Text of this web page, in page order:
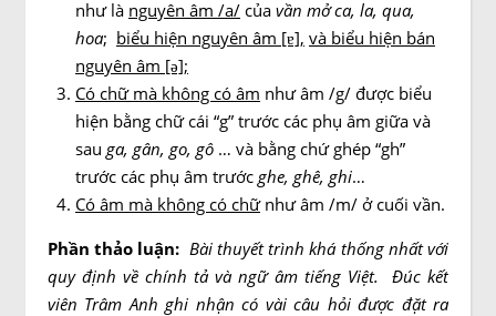
như là nguyên âm /a/ của vần mở ca, la, qua,
hoa; biểu hiện nguyên âm [ɐ], và biểu hiện bán
nguyên âm [ə];
Có chữ mà không có âm như âm /g/ được biểu
hiện bằng chữ cái “g” trước các phụ âm giữa và
sau ga, gân, go, gô … và bằng chứ ghép “gh”
trước các phụ âm trước ghe, ghê, ghi…
Có âm mà không có chữnhư âm /m/ ở cuối vần.
Phần thảo luận: Bài thuyết trình khá thống nhất với
quy định về chính tả và ngữ âm tiếng Việt.
Đúc kết
viên Trâm Anh ghi nhận có vài câu hỏi được đặt ra